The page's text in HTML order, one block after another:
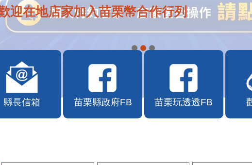
迎在地店家加入苗栗幣合作行列
縣長信箱 苗栗縣政府FB 苗栗玩透透FB